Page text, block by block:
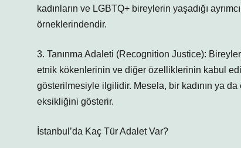
kadınların ve LGBTQ+ bireylerin yaşadığı
örneklerindendir.
3. Tanınma Adaleti (Recognition Justice):
etnik kökenlerinin ve diğer özelliklerinin kabul
gösterilmesiyle ilgilidir. Mesela, bir kadının ya da
eksikliğini gösterir.
İstanbul’da Kaç Tür Adalet Var?